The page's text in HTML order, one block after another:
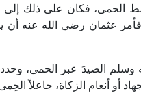
الحمى، فكان على ذلك إلى
فأمر عثمان رضي الله عنه
وسلم الصيدَ عبر الحمى،
أو أنعام الزكاة، جاعلاً